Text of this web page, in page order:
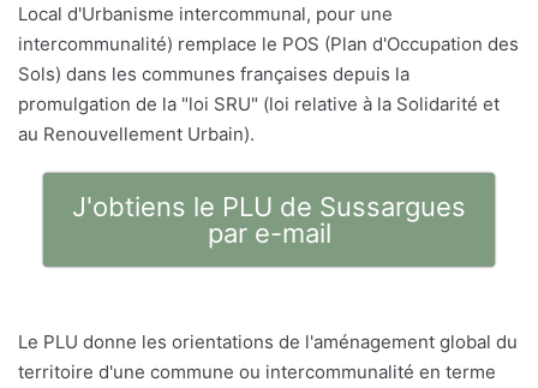
Local d'Urbanisme intercommunal, pour une
intercommunalité) remplace le POS (Plan d'Occupation des
Sols) dans les communes françaises depuis la
promulgation de la "loi SRU" (loi relative à la Solidarité et
au Renouvellement Urbain).
J'obtiens le PLU de Sussargues
par e-mail
Le PLU donne les orientations de l'aménagement global du
territoire d'une commune ou intercommunalité en terme